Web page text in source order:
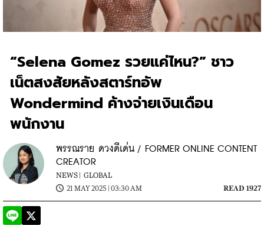
“Selena Gomez รวยแค่ไหน?” ชาว
เน็ตสงสัยหลังสตาร์ทอัพ
Wondermind ค้างจ่ายเงินเดือน
พนักงาน
พรรณราย ดวงดีเด่น / FORMER ONLINE CONTENT
CREATOR
NEWS | GLOBAL
21 MAY 2025 | 03:30 AM
READ 1927